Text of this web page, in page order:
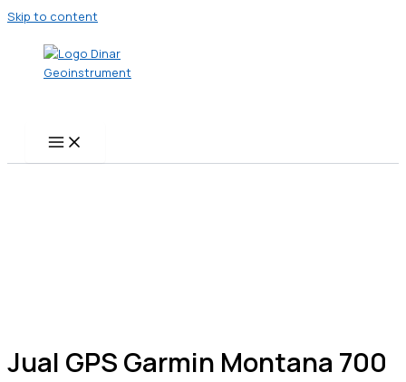
Skip to content
Jual GPS Garmin Montana 700